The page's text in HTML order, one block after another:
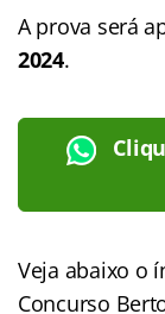
A prova será
2024.
Veja abaixo o
Concurso